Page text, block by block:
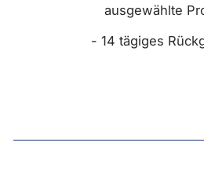
ausgewählte
- 14 tägiges